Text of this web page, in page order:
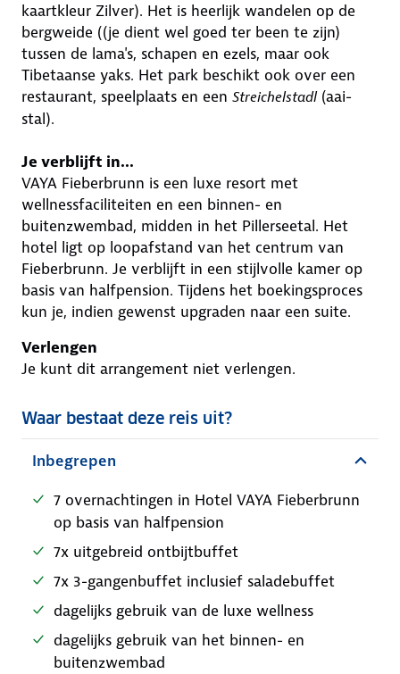
kaartkleur Zilver). Het is heerlijk wandelen op de
bergweide ((je dient wel goed ter been te zijn)
tussen de lama's, schapen en ezels, maar ook
Tibetaanse yaks. Het park beschikt ook over een
restaurant, speelplaats en een Streichelstadl(aai-
stal).
Je verblijft in...
VAYA Fieberbrunn is een luxe resort met
wellnessfaciliteiten en een binnen- en
buitenzwembad, midden in het Pillerseetal. Het
hotel ligt op loopafstand van het centrum van
Fieberbrunn. Je verblijft in een stijlvolle kamer op
basis van halfpension. Tijdens het boekingsproces
kun je, indien gewenst upgraden naar een suite.
Verlengen
Je kunt dit arrangement niet verlengen.
Waar bestaat deze reis uit?
Inbegrepen
7 overnachtingen in Hotel VAYA Fieberbrunn
op basis van halfpension
7x uitgebreid ontbijtbuffet
7x 3-gangenbuffet inclusief saladebuffet
dagelijks gebruik van de luxe wellness
dagelijks gebruik van het binnen- en
buitenzwembad